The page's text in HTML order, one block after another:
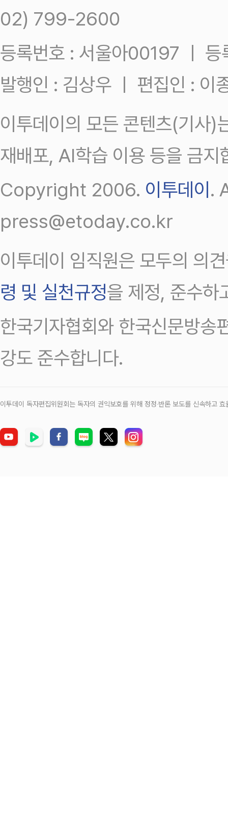
02) 799-2600
등록번호 : 서울아00197 ㅣ
발행인 : 김상우 ㅣ 편집인 : 이
이투데이의 모든 콘텐츠(기사)
재배포, AI학습 이용 등을 금지
Copyright 2006. 이투데이 .
press@etoday.co.kr
이투데이 임직원은 모두의 의
령 및 실천규정을 제정, 준수하
한국기자협회와 한국신문방송
강도 준수합니다.
이투데이 독자편집위원회는 독자의 권익보호를 위해 정정‧반론 보도를 신속하고